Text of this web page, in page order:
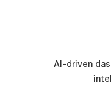
AI-driven